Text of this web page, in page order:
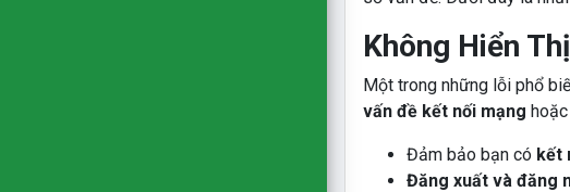
Không Hiển
Một trong những lỗi phổ
vấn đề kết nối mạng hoặc
Đảm bảo bạn có kết
Đăng xuất và đăng